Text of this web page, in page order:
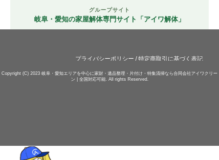
グループサイト
岐阜・愛知の家屋解体専門サイト「アイワ解体」
プライバシーポリシー /特定商取引に基づく表記
Copyright (C) 2023 岐阜・愛知エリアを中心に家財・遺品整理・片付け・特集清掃なら合同会社アイワクリー
ン | 全国対応可能. All rights Reserved.